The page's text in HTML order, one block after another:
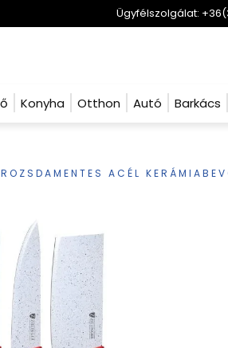
Ügyfélszolgálat:
Konyha Otthon Autó Barkács
ACÉL